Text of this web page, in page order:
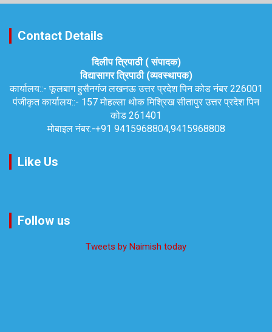
Contact Details
दिलीप त्रिपाठी ( संपादक)
विद्यासागर त्रिपाठी (व्यवस्थापक)
कार्यालय::-फूलबाग हुसैनगंज लखनऊ उत्तर प्रदेश पिन कोड नंबर 226001
पंजीकृत कार्यालय::- 157 मोहल्ला थोक मिश्रिख सीतापुर उत्तर प्रदेश पिन
कोड 261401
मोबाइल नंबर:-+91 9415968804,9415968808
Like Us
Follow us
Tweets by Naimish today